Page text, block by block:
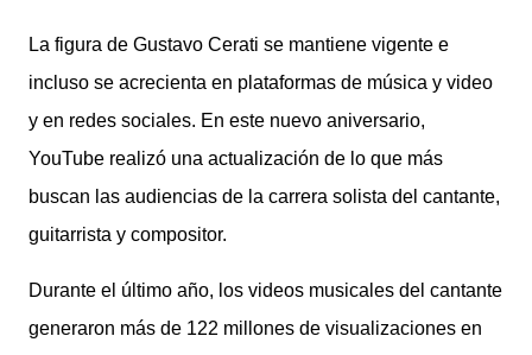
La figura de Gustavo Cerati se mantiene vigente e
incluso se acrecienta en plataformas de música y video
y en redes sociales. En este nuevo aniversario,
YouTube realizó una actualización de lo que más
buscan las audiencias de la carrera solista del cantante,
guitarrista y compositor.
Durante el último año, los videos musicales del cantante
generaron más de 122 millones de visualizaciones en